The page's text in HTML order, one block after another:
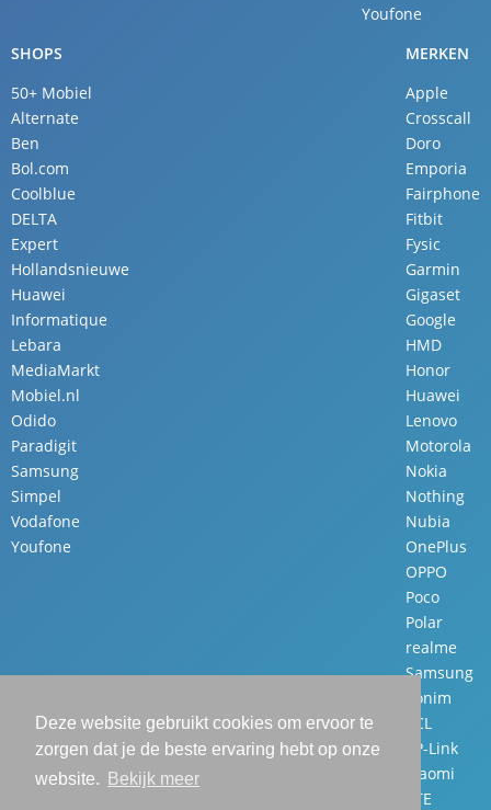
Deze website gebruikt cookies om ervoor te
zorgen dat je de beste ervaring hebt op onze
website.
Bekijk meer
Youfone
SHOPS
50+ Mobiel
Alternate
Ben
Bol.com
Coolblue
DELTA
Expert
Hollandsnieuwe
Huawei
Informatique
Lebara
MediaMarkt
Mobiel.nl
Odido
Paradigit
Samsung
Simpel
Vodafone
Youfone
MERKEN
Apple
Crosscall
Doro
Emporia
Fairphone
Fitbit
Fysic
Garmin
Gigaset
Google
HMD
Honor
Huawei
Lenovo
Motorola
Nokia
Nothing
Nubia
OnePlus
OPPO
Poco
Polar
realme
Samsung
Sonim
TCL
TP-Link
Xiaomi
ZTE